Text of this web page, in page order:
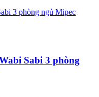
Sabi 3 phòng